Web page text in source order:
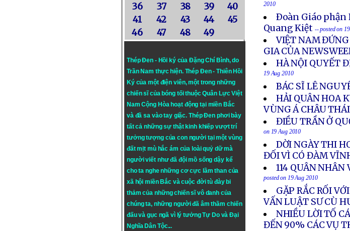
36
37 38 39
40
41
42 43 44
45
46
47 48 49
Thép Đen - Hồi ký của Đặng Chí Bình, do
Trần Nam thực hiện. Thép Đen- Thiên Hồi
Ký của một điện viên, một trong những
chiến sĩ của bóng tối thuộc Quân Lực Việt
Nam Cộng Hòa hoạt động tại miền Bắc
và đã sa vào tay giặc. Thép Đen phơi bày
tất cả những sự thật kinh khiếp vượt trí
tưởng tượng của con người tại một vùng
đất mịt mù hắc ám của loài quỷ dữ mà
người viết như đã đội mồ sống dậy kể
cho ta nghe những cơ cực lầm than của
xã hội miền Bắc và cuộc đời tù đày bi
thảm của những chiến sĩ vô danh của
chúng ta, những người đã âm thầm chiến
đấu và gục ngã vì lý tưởngTự DovàĐại
Nghĩa Dân Tộc...
2010
Ðoàn Giáo phận
Quang Kiệt -- posted on
VIỆT NAM ĐỨNG
GIA CỦA
HÀ NỘI QUYẾT
19 Aug 2010
BÁC SĨ LÊ
HẢI QUÂN HOA
VÙNG Á CHÂU
ĐIỀU TRẦN Ở
on 19 Aug 2010
DỜI NGÀY THI
ĐỐI VÌ CÓ ĐÀM
114 QUÂN
posted on 19 Aug 2010
GẶP RẮC RỐI
VẤN LUẬT SƯ CÙ
NHIỀU LỜI TỐ
ĐẾN 90% CÁC VỤ